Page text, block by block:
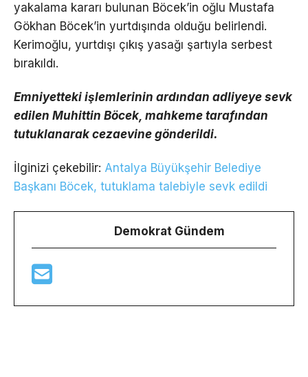
yakalama kararı bulunan Böcek’in oğlu Mustafa
Gökhan Böcek’in yurtdışında olduğu belirlendi.
Kerimoğlu, yurtdışı çıkış yasağı şartıyla serbest
bırakıldı.
Emniyetteki işlemlerinin ardından adliyeye sevk
edilen Muhittin Böcek, mahkeme tarafından
tutuklanarak cezaevine gönderildi.
İlginizi çekebilir: Antalya Büyükşehir Belediye
Başkanı Böcek, tutuklama talebiyle sevk edildi
Demokrat Gündem